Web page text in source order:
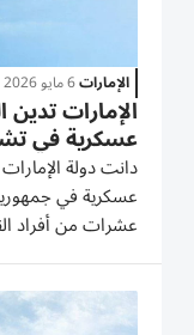
الإمارات6 مايو 2026
الإمارات
عسكرية في
دانت دولة
عسكرية في
عشرات من أفراد
في بيان لها، على
الشديد لهذه
العنف...